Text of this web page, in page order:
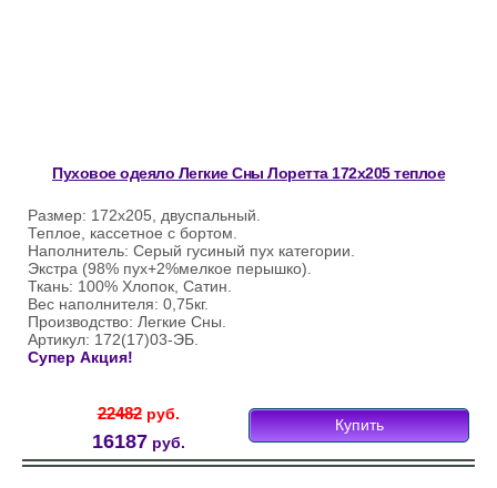
Пуховое одеяло Легкие Сны Лоретта 172х205 теплое
Размер: 172х205, двуспальный.
Теплое, кассетное с бортом.
Наполнитель: Серый гусиный пух категории.
Экстра (98% пух+2%мелкое перышко).
Ткань: 100% Хлопок, Сатин.
Вес наполнителя: 0,75кг.
Производство: Легкие Сны.
Артикул: 172(17)03-ЭБ.
Супер Акция!
22482руб.
16187руб.
Купить